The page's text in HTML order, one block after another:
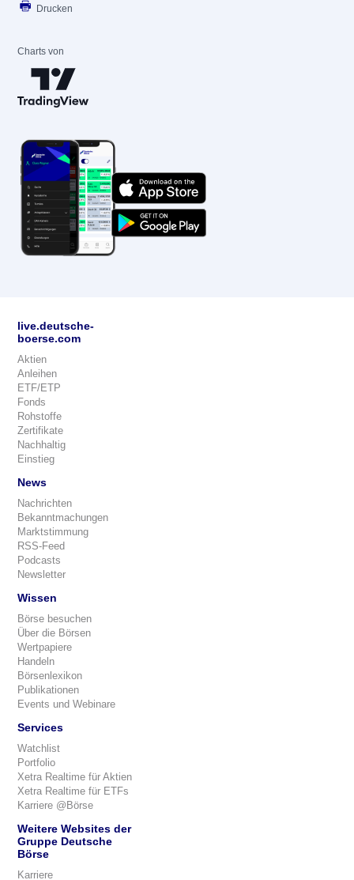
Drucken
Charts von
live.deutsche-
boerse.com
Aktien
Anleihen
ETF/ETP
Fonds
Rohstoffe
Zertifikate
Nachhaltig
Einstieg
News
Nachrichten
Bekanntmachungen
Marktstimmung
RSS-Feed
Podcasts
Newsletter
Wissen
Börse besuchen
Über die Börsen
Wertpapiere
Handeln
Börsenlexikon
Publikationen
Events und Webinare
Services
Watchlist
Portfolio
Xetra Realtime für Aktien
Xetra Realtime für ETFs
Karriere @Börse
Weitere Websites der
Gruppe Deutsche
Börse
Karriere